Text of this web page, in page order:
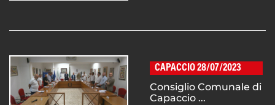
CAPACCIO 28/07/2023
Consiglio Comunale di
Capaccio ...